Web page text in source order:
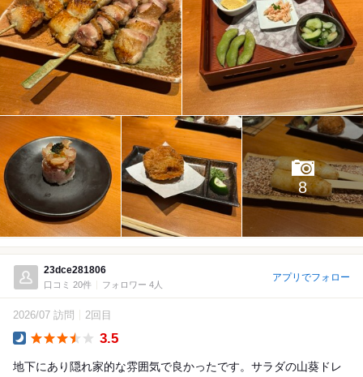
8
23dce281806
口コミ 20件 フォロワー 4人
アプリでフォロー
2026/07 訪問 2回目
3.5
地下にあり隠れ家的な雰囲気で良かったです。サラダの山葵ドレ